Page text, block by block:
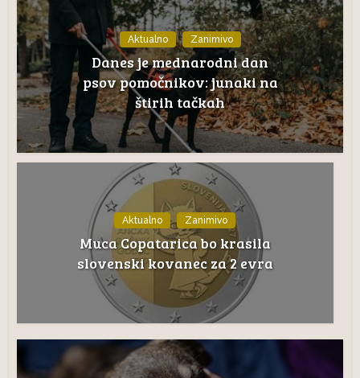
Aktualno Zanimivo
Danes je mednarodni dan
psov pomočnikov: junaki na
štirih tačkah
Aktualno Zanimivo
Muca Copatarica bo krasila
slovenski kovanec za 2 evra